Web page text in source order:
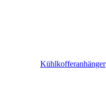
Kühlkofferanhänger